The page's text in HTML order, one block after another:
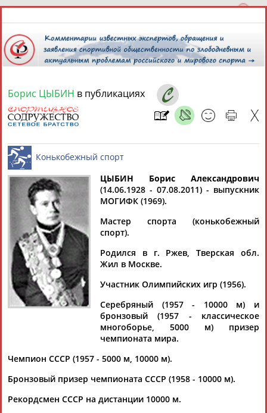
8 августа 2026 года,
СПОРТСМЕНЫ, ТРЕНЕРЫ И СПЕЦИАЛИСТЫ
Найдено: 1персона Расширенный поиск
Борис
ЦЫБИН
Ваш запрос: "Борис ЦЫБИН"
Документы 1-1 из 1 найденных уникальных документов
25 апреля пройдет заседание рабочей группы по подготовке
к проведению Чемпионата мира по легкой атлетике 2013
года
БорисАкакиевич, министр Правительства Москвы,
Борис ЦЫБИН в публикациях
Конькобежный спорт
ЦЫБИН Борис Александрович
(14.06.1928 - 07.08.2011) - выпускник
МОГИФК (1969).
Мастер спорта (конькобежный
спорт).
Родился в г. Ржев, Тверская обл.
Жил в Москве.
Участник Олимпийских игр (1956).
Серебряный (1957 - 10000 м) и
бронзовый (1957 - классическое
многоборье, 5000 м) призер
чемпионата мира.
Чемпион СССР (1957 - 5000 м, 10000 м).
Бронзовый призер чемпионата СССР (1958 - 10000 м).
Рекордсмен СССР на дистанции 10000 м.